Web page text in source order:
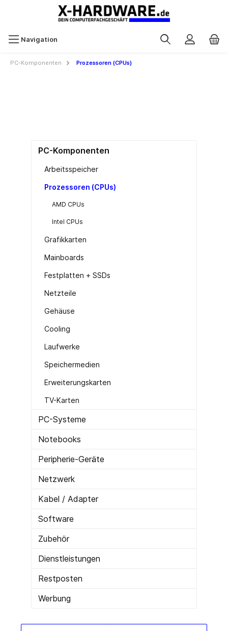
Navigation
PC-Komponenten Prozessoren (CPUs)
PC-Komponenten
Arbeitsspeicher
Prozessoren (CPUs)
AMD CPUs
Intel CPUs
Grafikkarten
Mainboards
Festplatten + SSDs
Netzteile
Gehäuse
Cooling
Laufwerke
Speichermedien
Erweiterungskarten
TV-Karten
PC-Systeme
Notebooks
Peripherie-Geräte
Netzwerk
Kabel / Adapter
Software
Zubehör
Dienstleistungen
Restposten
Werbung